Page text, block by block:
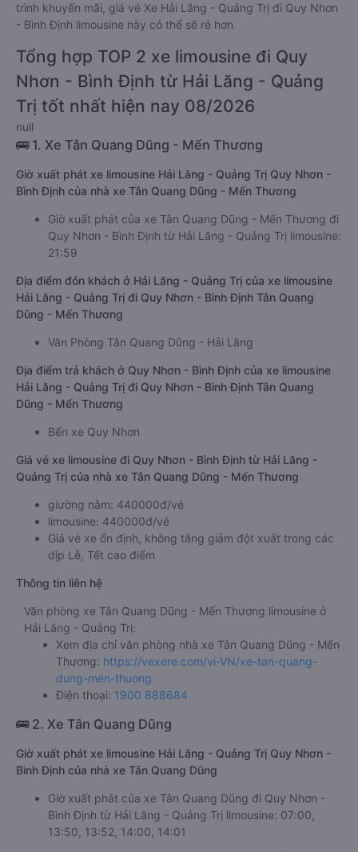
trình khuyến mãi, giá vé Xe Hải Lăng - Quảng Trị đi Quy Nhơn
- Bình Định limousine này có thể sẽ rẻ hơn
Tổng hợp TOP 2 xe limousine đi Quy
Nhơn - Bình Định từ Hải Lăng - Quảng
Trị tốt nhất hiện nay 08/2026
null
🚌 1. Xe Tân Quang Dũng - Mến Thương
Giờ xuất phát xe limousine Hải Lăng - Quảng Trị Quy Nhơn -
Bình Định của nhà xe Tân Quang Dũng - Mến Thương
Giờ xuất phát của xe Tân Quang Dũng - Mến Thương đi
Quy Nhơn - Bình Định từ Hải Lăng - Quảng Trị limousine:
21:59
Địa điểm đón khách ở Hải Lăng - Quảng Trị của xe limousine
Hải Lăng - Quảng Trị đi Quy Nhơn - Bình Định Tân Quang
Dũng - Mến Thương
Văn Phòng Tân Quang Dũng - Hải Lăng
Địa điểm trả khách ở Quy Nhơn - Bình Định của xe limousine
Hải Lăng - Quảng Trị đi Quy Nhơn - Bình Định Tân Quang
Dũng - Mến Thương
Bến xe Quy Nhơn
Giá vé xe limousine đi Quy Nhơn - Bình Định từ Hải Lăng -
Quảng Trị của nhà xe Tân Quang Dũng - Mến Thương
giường nằm: 440000đ/vé
limousine: 440000đ/vé
Giá vé xe ổn định, không tăng giảm đột xuất trong các
dịp Lễ, Tết cao điểm
Thông tin liên hệ
Văn phòng xe Tân Quang Dũng - Mến Thương limousine ở
Hải Lăng - Quảng Trị:
Xem địa chỉ văn phòng nhà xe Tân Quang Dũng - Mến
Thương: https://vexere.com/vi-VN/xe-tan-quang-
dung-men-thuong
Điện thoại: 1900 888684
🚌 2. Xe Tân Quang Dũng
Giờ xuất phát xe limousine Hải Lăng - Quảng Trị Quy Nhơn -
Bình Định của nhà xe Tân Quang Dũng
Giờ xuất phát của xe Tân Quang Dũng đi Quy Nhơn -
Bình Định từ Hải Lăng - Quảng Trị limousine: 07:00,
13:50, 13:52, 14:00, 14:01